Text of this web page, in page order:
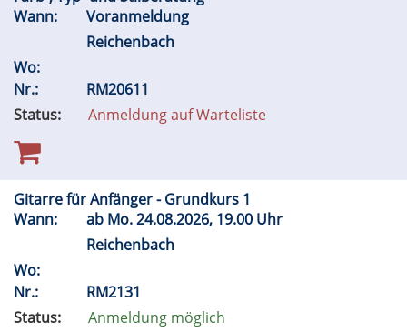
Wann:
Voranmeldung
Reichenbach
Wo:
Nr.:
RM20611
Status:
Anmeldung auf Warteliste
Gitarre für Anfänger - Grundkurs 1
Wann:
ab Mo.24.08.2026, 19.00 Uhr
Reichenbach
Wo:
Nr.:
RM2131
Status:
Anmeldung möglich